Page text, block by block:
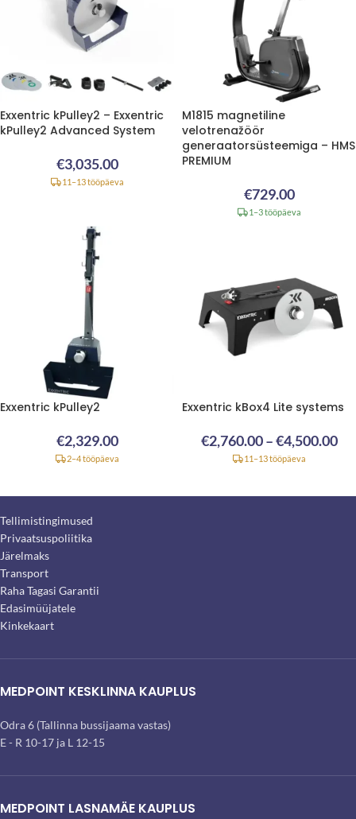
Exxentric kPulley2 – Exxentric
kPulley2 Advanced System
€3,035.00
11–13 tööpäeva
M1815 magnetiline
velotrenažöör
generaatorsüsteemiga – HMS
PREMIUM
€729.00
1–3 tööpäeva
Exxentric kPulley2
€2,329.00
2–4 tööpäeva
Exxentric kBox4 Lite systems
€2,760.00 –€4,500.00
11–13 tööpäeva
Tellimistingimused
Privaatsuspoliitika
Järelmaks
Transport
Raha Tagasi Garantii
Edasimüüjatele
Kinkekaart
MEDPOINT KESKLINNA KAUPLUS
Odra 6 (Tallinna bussijaama vastas)
E - R 10-17 ja L 12-15
MEDPOINT LASNAMÄE KAUPLUS